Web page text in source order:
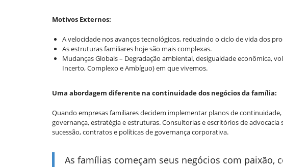
Motivos Externos:
A velocidade nos avanços tecnológicos, reduzindo o ciclo de vida dos
As estruturas familiares hoje são mais complexas.
Mudanças Globais – Degradação ambiental, desigualdade econômica,
Incerto, Complexo e Ambíguo) em que vivemos.
Uma abordagem diferente na continuidade dos negócios da família:
Quando empresas familiares decidem implementar planos de
governança, estratégia e estruturas. Consultorias e escritórios de
sucessão, contratos e políticas de governança corporativa.
As famílias começam seus negócios com paixão,